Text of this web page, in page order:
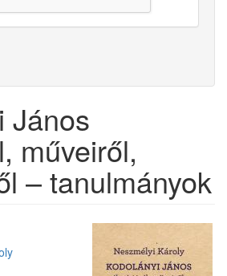
János
műveiről,
– tanulmányok